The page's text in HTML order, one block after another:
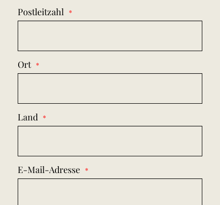
Postleitzahl
Ort
Land
E-Mail-Adresse